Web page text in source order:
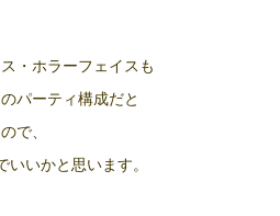
・ホラーフェイスも
パーティ構成だと
で、
いかと思います。